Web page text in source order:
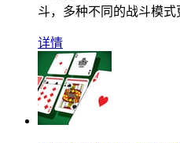
斗，多种不同的战斗模式
详情